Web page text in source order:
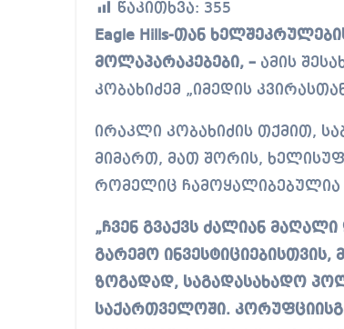
წაკითხვა: 355
Eagle Hills-თან ხელშეკრულების გაფორმებას წინ უსწრებდა ძალიან რთული
მოლაპარაკებები, – ამის
კობახიძემ „იმედის
ირაკლი კობახიძის თქმით,
მიმართ, მათ შორის,
რომელიც
„ჩვენ გვაქვს ძალიან
გარემო ინვესტიციებისთვის,
ზოგადად, საგადასახადო
საქართველოში.